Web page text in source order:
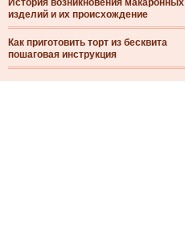
История возникновения макаронных
изделий и их происхождение
Как приготовить торт из бесквита
пошаговая инструкция